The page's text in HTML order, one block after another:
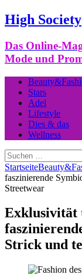
High Society
Das Online-
Mode und
Stars
Adel
Lifestyle
Dies & das
Wellness
Suchen
nach:
Startseite
faszinierende
Streetwear
Exklusivität
Strick und